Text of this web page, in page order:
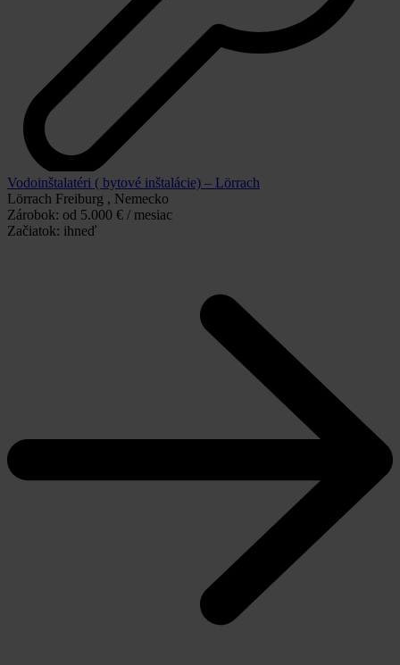
Vodoinštalatéri ( bytové inštalácie) – Lörrach
Lörrach Freiburg , Nemecko
Zárobok: od 5.000 € / mesiac
Začiatok: ihneď